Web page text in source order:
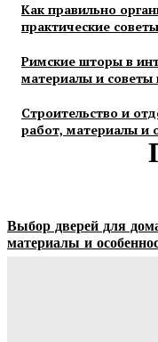
Как правильно
практические советы
Римские шторы в
материалы и советы
Строительство и
работ, материалы и
Выбор дверей для
материалы и